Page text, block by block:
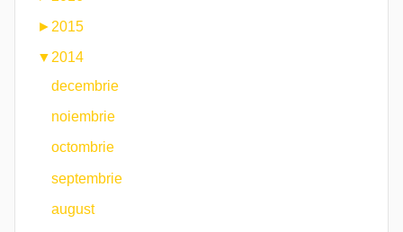
► 2015
▼ 2014
decembrie
noiembrie
octombrie
septembrie
august